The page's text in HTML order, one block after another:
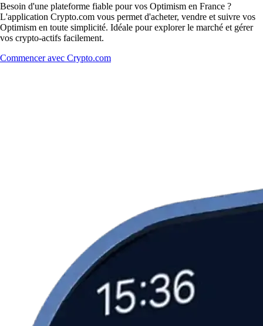
Besoin d'une plateforme fiable pour vos Optimism en France ?
L'application Crypto.com vous permet d'acheter, vendre et suivre vos
Optimism en toute simplicité. Idéale pour explorer le marché et gérer
vos crypto-actifs facilement.
Commencer avec Crypto.com